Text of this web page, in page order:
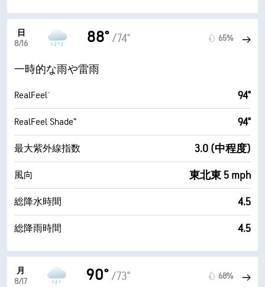
日
8/16
88° /74° 65%
一時的な雨や雷雨
RealFeel® 94°
RealFeel Shade™ 94°
最大紫外線指数 3.0 (中程度)
風向 東北東 5 mph
総降水時間 4.5
総降雨時間 4.5
月
8/17
90° /73° 68%